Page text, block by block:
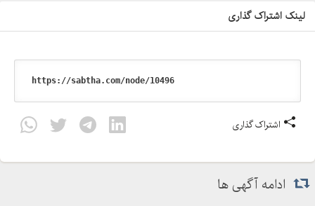
لینک اشتراک گذاری
اشتراک گذاری
ادامه آگهی ها